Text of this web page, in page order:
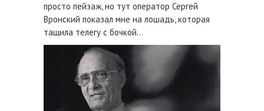
просто пейзаж, но тут оператор Сергей
Вронский показал мне на лошадь, которая
тащила телегу с бочкой…